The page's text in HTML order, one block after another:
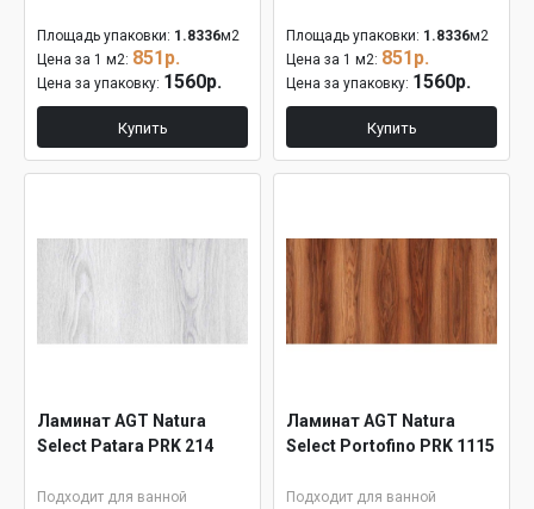
Площадь упаковки: 1.8336м2
Цена за 1 м2: 851р.
Цена за упаковку: 1560р.
Купить
Площадь упаковки: 1.8336м2
Цена за 1 м2: 851р.
Цена за упаковку: 1560р.
Купить
Ламинат AGT Natura
Select Patara PRK 214
Подходит для ванной
Ламинат AGT Natura
Select Portofino PRK 1115
Подходит для ванной